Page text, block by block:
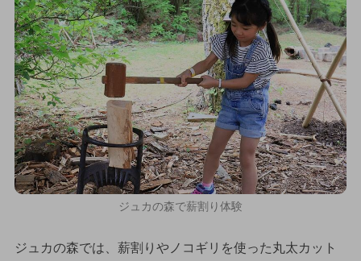
ジュカの森で薪割り体験
ジュカの森では、薪割りやノコギリを使った丸太カット